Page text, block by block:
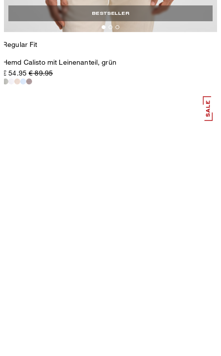
BESTSELLER
Regular Fit
Hemd Calisto mit Leinenanteil, grün
€ 54.95 € 89.95